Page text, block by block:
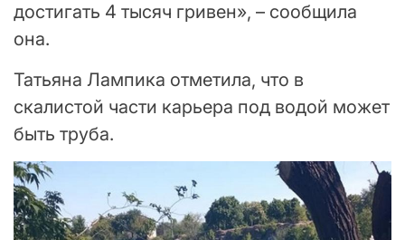
достигать 4 тысяч гривен», – сообщила
она.
Татьяна Лампика отметила, что в
скалистой части карьера под водой может
быть труба.